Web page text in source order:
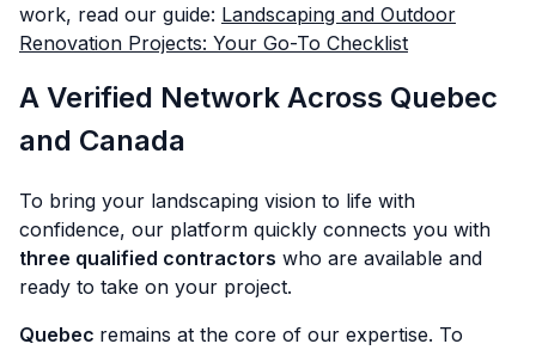
work, read our guide: Landscaping and Outdoor
Renovation Projects: Your Go-To Checklist
A Verified Network Across Quebec
and Canada
To bring your landscaping vision to life with
confidence, our platform quickly connects you with
three qualified contractors who are available and
ready to take on your project.
Quebec remains at the core of our expertise. To